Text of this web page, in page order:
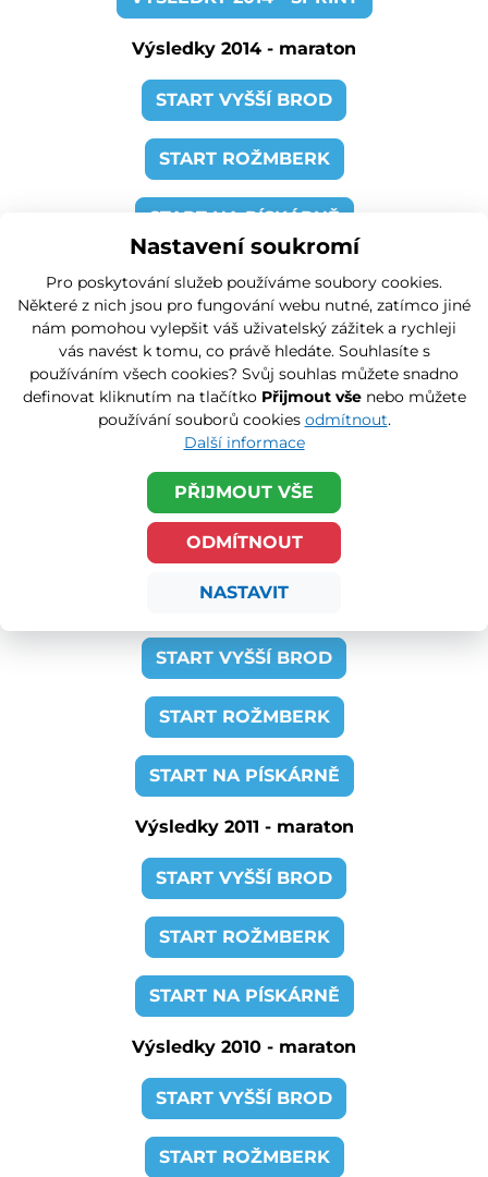
Nastavení soukromí
Pro poskytování služeb používáme soubory cookies.
Některé z nich jsou pro fungování webu nutné, zatímco jiné
nám pomohou vylepšit váš uživatelský zážitek a rychleji
vás navést k tomu, co právě hledáte. Souhlasíte s
používáním všech cookies? Svůj souhlas můžete snadno
definovat kliknutím na tlačítko Přijmout všenebo můžete
používání souborů cookies odmítnout.
Další informace
PŘIJMOUT VŠE
ODMÍTNOUT
NASTAVIT
Výsledky 2014 - maraton
START VYŠŠÍ BROD
START ROŽMBERK
START NA PÍSKÁRNĚ
VÝSLEDKY 2013 - SPRINT
Výsledky 2013 - maraton
START VYŠŠÍ BROD
START ROŽMBERK
START NA PÍSKÁRNĚ
VÝSLEDKY 2012 - SPRINT
Výsledky 2012 - maraton
START VYŠŠÍ BROD
START ROŽMBERK
START NA PÍSKÁRNĚ
Výsledky 2011 - maraton
START VYŠŠÍ BROD
START ROŽMBERK
START NA PÍSKÁRNĚ
Výsledky 2010 - maraton
START VYŠŠÍ BROD
START ROŽMBERK